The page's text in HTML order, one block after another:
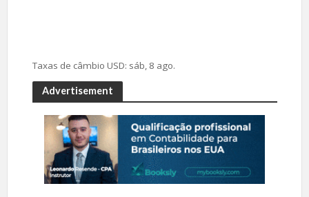
Taxas de câmbio USD: sáb, 8 ago.
Advertisement